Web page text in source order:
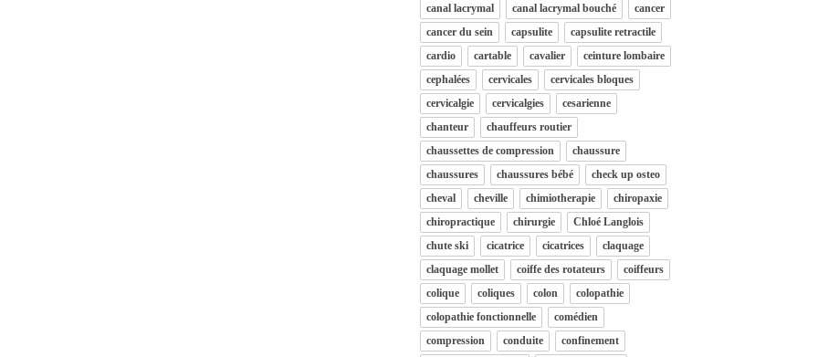
canal lacrymal canal lacrymal bouché
cancer
cancer du sein
capsulite
capsulite retractile
cardio
cartable cavalier
ceinture lombaire
cephalées
cervicales
cervicales bloques
cervicalgie
cervicalgies
cesarienne
chanteur
chauffeurs routier
chaussettes de compression
chaussure
chaussures
chaussures bébé
check up osteo
cheval
cheville chimiotherapie
chiropaxie
chiropractique
chirurgie
Chloé Langlois
chute ski
cicatrice cicatrices
claquage
claquage mollet
coiffe des rotateurs
coiffeurs
colique
coliques colon
colopathie
colopathie fonctionnelle
comédien
compression
conduite
confinement